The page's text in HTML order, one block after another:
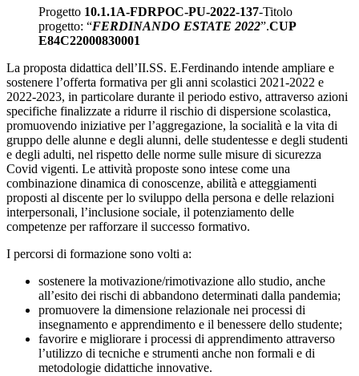
Progetto 10.1.1A-FDRPOC-PU-2022-137-Titolo
progetto: “FERDINANDO ESTATE 2022”.CUP
E84C22000830001
La proposta didattica dell’II.SS. E.Ferdinando intende ampliare e
sostenere l’offerta formativa per gli anni scolastici 2021-2022 e
2022-2023, in particolare durante il periodo estivo, attraverso azioni
specifiche finalizzate a ridurre il rischio di dispersione scolastica,
promuovendo iniziative per l’aggregazione, la socialità e la vita di
gruppo delle alunne e degli alunni, delle studentesse e degli studenti
e degli adulti, nel rispetto delle norme sulle misure di sicurezza
Covid vigenti. Le attività proposte sono intese come una
combinazione dinamica di conoscenze, abilità e atteggiamenti
proposti al discente per lo sviluppo della persona e delle relazioni
interpersonali, l’inclusione sociale, il potenziamento delle
competenze per rafforzare il successo formativo.
I percorsi di formazione sono volti a:
sostenere la motivazione/rimotivazione allo studio, anche
all’esito dei rischi di abbandono determinati dalla pandemia;
promuovere la dimensione relazionale nei processi di
insegnamento e apprendimento e il benessere dello studente;
favorire e migliorare i processi di apprendimento attraverso
l’utilizzo di tecniche e strumenti anche non formali e di
metodologie didattiche innovative.